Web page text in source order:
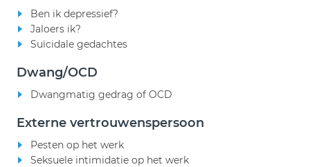
Ben ik depressief?
Jaloers ik?
Suïcidale gedachtes
Dwang/OCD
Dwangmatig gedrag of OCD
Externe vertrouwenspersoon
Pesten op het werk
Seksuele intimidatie op het werk